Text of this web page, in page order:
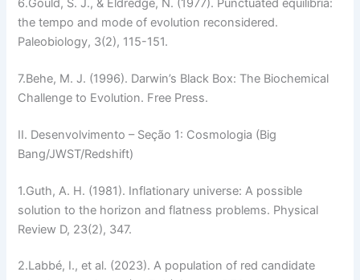
6.Gould, S. J., & Eldredge, N. (1977). Punctuated equilibria:
the tempo and mode of evolution reconsidered.
Paleobiology, 3(2), 115-151.
7.Behe, M. J. (1996). Darwin’s Black Box: The Biochemical
Challenge to Evolution. Free Press.
II. Desenvolvimento – Seção 1: Cosmologia (Big
Bang/JWST/Redshift)
1.Guth, A. H. (1981). Inflationary universe: A possible
solution to the horizon and flatness problems. Physical
Review D, 23(2), 347.
2.Labbé, I., et al. (2023). A population of red candidate